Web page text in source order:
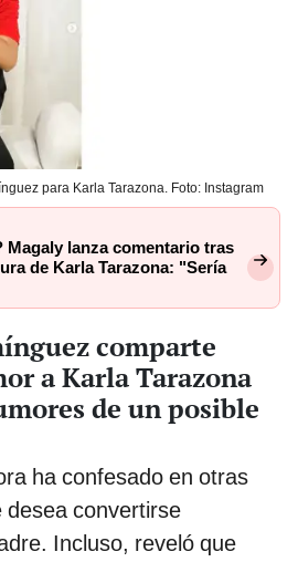
para Karla Tarazona. Foto: Instagram
Magaly lanza comentario tras
de Karla Tarazona: "Sería
comparte
a Karla Tarazona
de un posible
ha confesado en otras
convertirse
Incluso, reveló que